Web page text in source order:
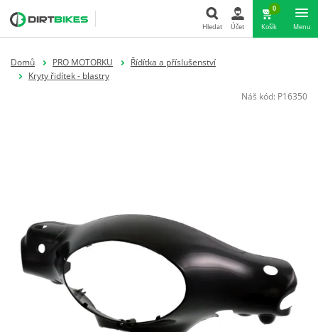
Hledat Účet
0
Košík Menu
Domů PRO MOTORKU
Řídítka a příslušenství
Kryty řidítek - blastry
Náš kód: P16350